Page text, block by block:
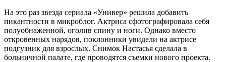
На это раз звезда сериала «Универ» решила добавить
пикантности в микроблог. Актриса сфотографировала себя
полуобнаженной, оголив спину и ноги. Однако вместо
откровенных нарядов, поклонники увидели на актрисе
подгузник для взрослых. Снимок Настасья сделала в
больничной палате, где проводятся съемки нового проекта.